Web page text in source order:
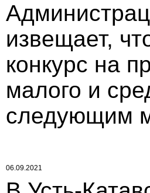
извещает,
конкурс на
малого и
следующим
06.09.2021